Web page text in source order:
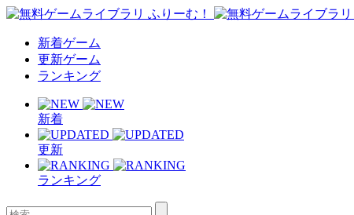
新着ゲーム
更新ゲーム
ランキング
新着
更新
ランキング